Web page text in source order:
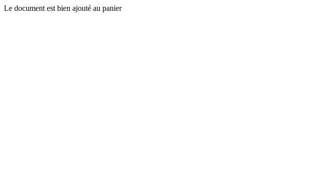
Le document est bien ajouté au panier